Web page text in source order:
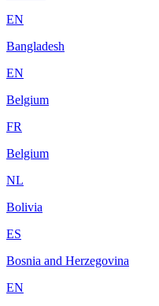
EN
Bangladesh
EN
Belgium
FR
Belgium
NL
Bolivia
ES
Bosnia and Herzegovina
EN